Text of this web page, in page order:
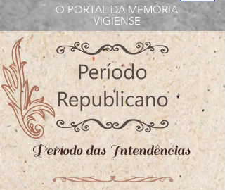
O PORTAL DA MEMÓRIA
VIGIENSE
Período das Intendências